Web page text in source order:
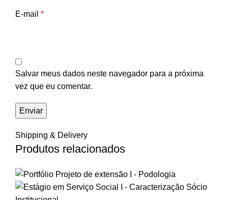
E-mail *
Salvar meus dados neste navegador para a próxima
vez que eu comentar.
Shipping & Delivery
Produtos relacionados